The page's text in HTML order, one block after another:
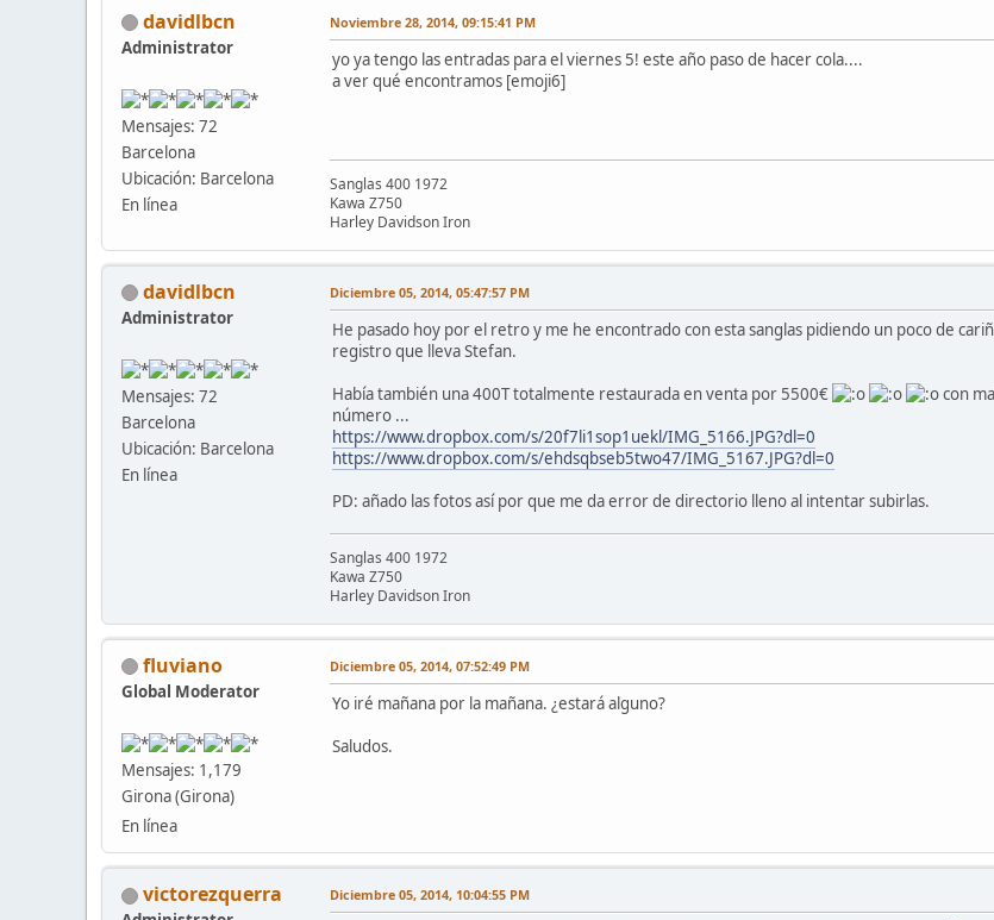
davidlbcn
Administrator
Mensajes: 72
Barcelona
Ubicación: Barcelona
En línea
Noviembre 28, 2014, 09:15:41 PM
yo ya tengo las entradas para el viernes 5! este año paso de hacer cola....
a ver qué encontramos [emoji6]
Sanglas 400 1972
Kawa Z750
Harley Davidson Iron
davidlbcn
Administrator
Mensajes: 72
Barcelona
Ubicación: Barcelona
En línea
Diciembre 05, 2014, 05:47:57 PM
He pasado hoy por el retro y me he encontrado con esta sanglas pidiendo un poco de
registro que lleva Stefan.
Había también una 400T totalmente restaurada en venta por 5500€
con
número ...
https://www.dropbox.com/s/20f7li1sop1uekl/IMG_5166.JPG?dl=0
https://www.dropbox.com/s/ehdsqbseb5two47/IMG_5167.JPG?dl=0
PD: añado las fotos así por que me da error de directorio lleno al intentar subirlas.
Sanglas 400 1972
Kawa Z750
Harley Davidson Iron
fluviano
Global Moderator
Mensajes: 1,179
Girona (Girona)
En línea
Diciembre 05, 2014, 07:52:49 PM
Yo iré mañana por la mañana. ¿estará alguno?
Saludos.
victorezquerra Diciembre 05, 2014, 10:04:55 PM